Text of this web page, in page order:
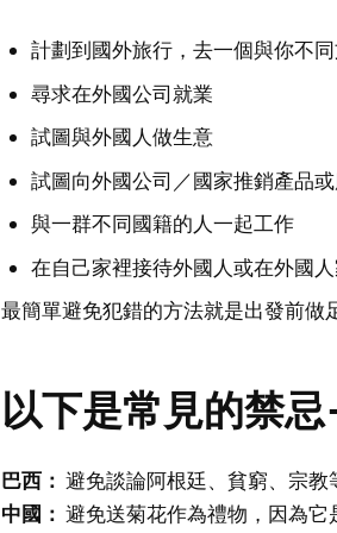
計劃到國外旅行，去一個與你不
尋求在外國公司就業
試圖與外國人做生意
試圖向外國公司／國家推銷產品或
與一群不同國籍的人一起工作
在自己家裡接待外國人或在外國
最簡單避免犯錯的方法就是出發前做
以下是常見的禁
巴西： 避免談論阿根廷、貧窮、宗教
中國： 避免送菊花作為禮物，因為